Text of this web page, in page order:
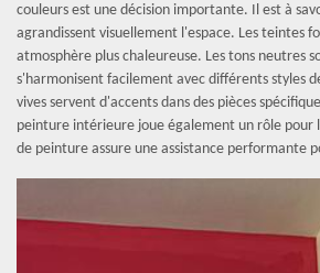
couleurs est une décision importante. Il est à
agrandissent visuellement l'espace. Les teintes
atmosphère plus chaleureuse. Les tons neutres
s'harmonisent facilement avec différents styles
vives servent d'accents dans des pièces
peinture intérieure joue également un rôle pour
de peinture assure une assistance performante